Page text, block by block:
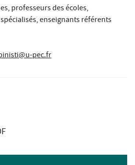
professeurs des écoles,
enseignants référents
pec.fr